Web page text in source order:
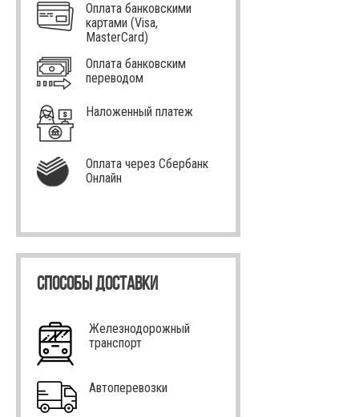
Оплата банковскими
картами (Visa,
MasterCard)
Оплата банковским
переводом
Наложенный платеж
Оплата через Сбербанк
Онлайн
СПОСОБЫ ДОСТАВКИ
Железнодорожный
транспорт
Автоперевозки